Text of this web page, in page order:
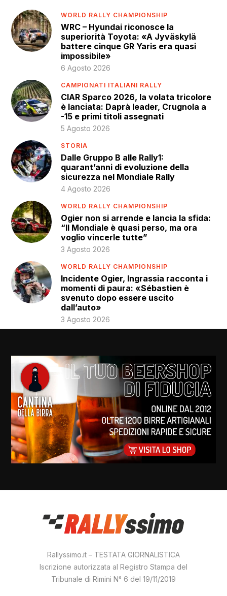
WORLD RALLY CHAMPIONSHIP
WRC – Hyundai riconosce la
superiorità Toyota: «A Jyväskylä
battere cinque GR Yaris era quasi
impossibile»
6 Agosto 2026
CAMPIONATI ITALIANI RALLY
CIAR Sparco 2026, la volata tricolore
è lanciata: Daprà leader, Crugnola a
-15 e primi titoli assegnati
5 Agosto 2026
STORIA
Dalle Gruppo B alle Rally1:
quarant’anni di evoluzione della
sicurezza nel Mondiale Rally
4 Agosto 2026
WORLD RALLY CHAMPIONSHIP
Ogier non si arrende e lancia la sfida:
“Il Mondiale è quasi perso, ma ora
voglio vincerle tutte”
3 Agosto 2026
WORLD RALLY CHAMPIONSHIP
Incidente Ogier, Ingrassia racconta i
momenti di paura: «Sébastien è
svenuto dopo essere uscito
dall’auto»
3 Agosto 2026
Rallyssimo.it – TESTATA GIORNALISTICA
Iscrizione autorizzata al Registro Stampa del
Tribunale di Rimini N° 6 del 19/11/2019